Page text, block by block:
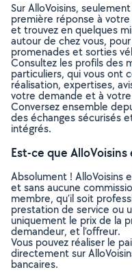
Sur AlloVoisins,
première réponse à
et trouvez en quelques
autour de chez vous,
promenades et sorties
Consultez les profils des
particuliers, qui vous ont
réalisation, expertises,
votre demande et à
Conversez ensemble
des échanges sécurisés
intégrés.
Est-ce que
Absolument ! AlloVoisins
et sans aucune
membre, qu’il soit
prestation de service ou
uniquement le prix de la
demandeur, et l’offreur.
Vous pouvez réaliser le
directement sur
bancaires.